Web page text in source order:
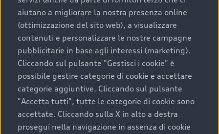
La qualità di acquistare
un’auto usata Audi
Scegliere un’auto usata è una decisione che coniuga
convenienza, affidabilità e sostenibilità. Per fare un
acquisto sicuro, è essenziale considerare aspetti
determinanti come la garanzia inclusa e l’affidabilità del
marchio. Audi offre l’auto usata perfetta tramite Audi
Prima Scelta :plus
aiutano a migliorare la nostra presenza online
(ottimizzazione del sito web), a visualizzare
contenuti e personalizzare le nostre campagne
pubblicitarie in base agli interessi (marketing).
Cliccando sul pulsante "Gestisci i cookie" è
possibile gestire categorie di cookie e accettare
categorie aggiuntive. Cliccando sul pulsante
"Accetta tutti", tutte le categorie di cookie sono
accettate. Cliccando sulla X in alto a destra
prosegui nella navigazione in assenza di cookie